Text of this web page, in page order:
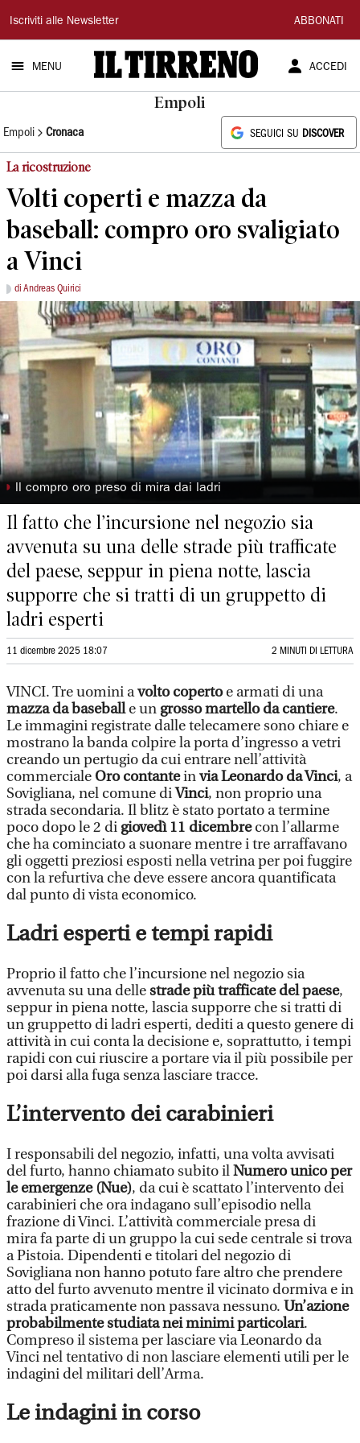
Il
Tirreno
Iscriviti alle Newsletter ABBONATI
MENU ACCEDI
Empoli
Empoli Cronaca SEGUICI SU DISCOVER
La ricostruzione
Volti coperti e mazza da
baseball: compro oro svaligiato
a Vinci
di Andreas Quirici
◗ ll compro oro preso di mira dai ladri
Il fatto che l’incursione nel negozio sia
avvenuta su una delle strade più trafficate
del paese, seppur in piena notte, lascia
supporre che si tratti di un gruppetto di
ladri esperti
11 dicembre 2025 18:07 2 MINUTI DI LETTURA
VINCI. Tre uomini avolto copertoe armati di una
mazza da baseballe un grosso martello da cantiere.
Le immagini registrate dalle telecamere sono chiare e
mostrano la banda colpire la porta d’ingresso a vetri
creando un pertugio da cui entrare nell’attività
commerciale Oro contanteinvia Leonardo da Vinci, a
Sovigliana, nel comune diVinci, non proprio una
strada secondaria. Il blitz è stato portato a termine
poco dopo le 2 di giovedì 11 dicembrecon l’allarme
che ha cominciato a suonare mentre i tre arraffavano
gli oggetti preziosi esposti nella vetrina per poi fuggire
con la refurtiva che deve essere ancora quantificata
dal punto di vista economico.
Ladri esperti e tempi rapidi
Proprio il fatto che l’incursione nel negozio sia
avvenuta su una dellestrade più trafficate del paese,
seppur in piena notte, lascia supporre che si tratti di
un gruppetto di ladri esperti, dediti a questo genere di
attività in cui conta la decisione e, soprattutto, i tempi
rapidi con cui riuscire a portare via il più possibile per
poi darsi alla fuga senza lasciare tracce.
L’intervento dei carabinieri
I responsabili del negozio, infatti, una volta avvisati
del furto, hanno chiamato subito ilNumero unico per
le emergenze (Nue), da cui è scattato l’intervento dei
carabinieri che ora indagano sull’episodio nella
frazione di Vinci. L’attività commerciale presa di
mira fa parte di un gruppo la cui sede centrale si trova
a Pistoia. Dipendenti e titolari del negozio di
Sovigliana non hanno potuto fare altro che prendere
atto del furto avvenuto mentre il vicinato dormiva e in
strada praticamente non passava nessuno. Un’azione
probabilmente studiata nei minimi particolari.
Compreso il sistema per lasciare via Leonardo da
Vinci nel tentativo di non lasciare elementi utili per le
indagini del militari dell’Arma.
Le indagini in corso